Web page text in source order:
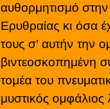
αυθορμητισμό
Ερυθραίας κι όσα
τους σ’ αυτήν την
βιντεοσκοπημένη
τομέα του
μυστικός ομφάλιος